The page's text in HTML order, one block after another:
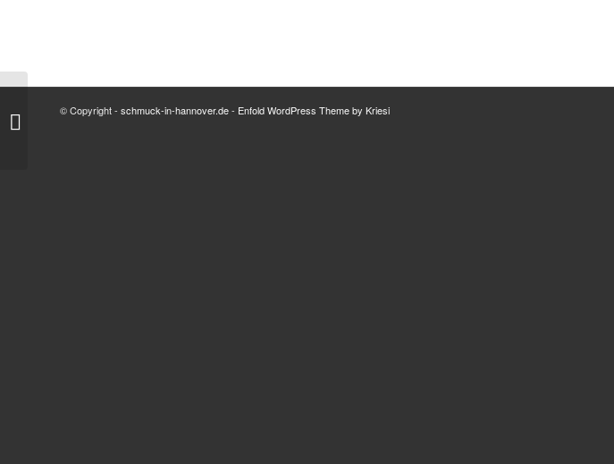
© Copyright - schmuck-in-hannover.de- Enfold WordPress Theme by Kriesi
Zierlicher Silberring mit